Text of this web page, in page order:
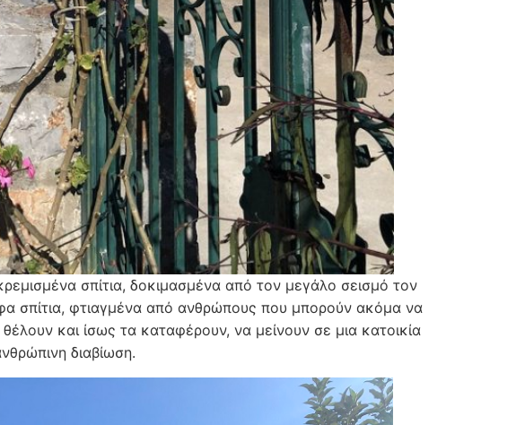
σπίτια, δοκιμασμένα από τον μεγάλο σεισμό τον
σπίτια, φτιαγμένα από ανθρώπους που μπορούν ακόμα να
και ίσως τα καταφέρουν, να μείνουν σε μια κατοικία
διαβίωση.